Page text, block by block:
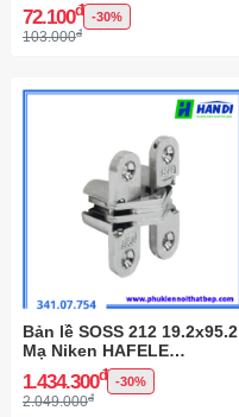
72.100đ -30%
103.000đ
Bản lề SOSS 212 19.2x95.2
Mạ Niken HAFELE
341.07.754
1.434.300đ -30%
2.049.000đ